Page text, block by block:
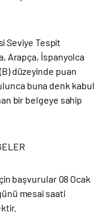
Seviye Tespit
Arapça, İspanyolca
düzeyinde puan
buna denk kabul
bir belgeye sahip
için başvurular 08 Ocak
mesai saati